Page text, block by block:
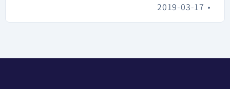
•
2019-03-17